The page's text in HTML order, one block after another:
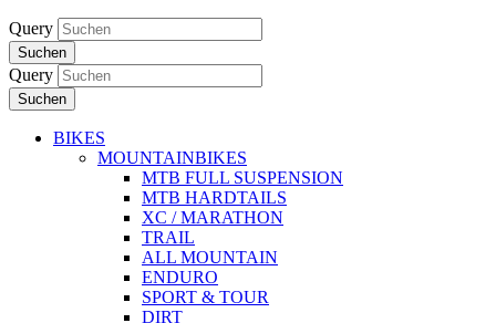
Query
Suchen
Query
Suchen
BIKES
MOUNTAINBIKES
MTB FULL SUSPENSION
MTB HARDTAILS
XC / MARATHON
TRAIL
ALL MOUNTAIN
ENDURO
SPORT & TOUR
DIRT